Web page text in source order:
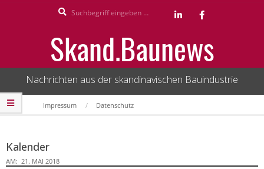
Skand.Baunews
Nachrichten aus der skandinavischen Bauindustrie
Secondary
Navigation
Impressum Datenschutz
Kalender
AM: 21. MAI 2018